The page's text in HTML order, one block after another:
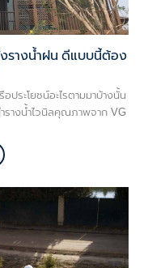
รางน้ำฝน ดีแบบนี้ต้อง
ประโยชน์อะไรตามมาบ้างนั้น
รางน้ำไวนิลคุณภาพจาก VG